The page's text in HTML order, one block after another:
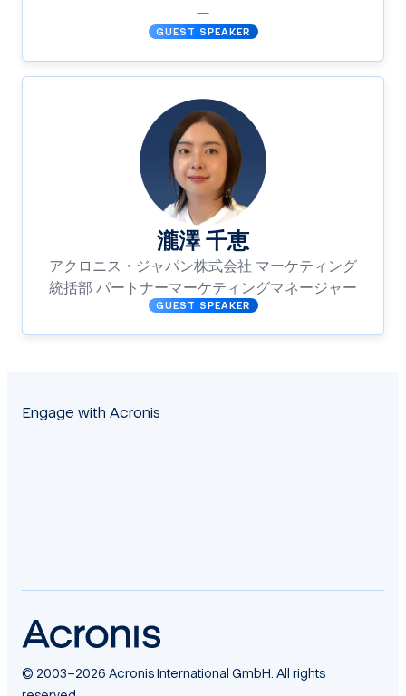
ー
GUEST SPEAKER
瀧澤 千恵
アクロニス・ジャパン株式会社 マーケティング
統括部 パートナーマーケティングマネージャー
GUEST SPEAKER
Engage with Acronis
© 2003–2026 Acronis International GmbH. All rights